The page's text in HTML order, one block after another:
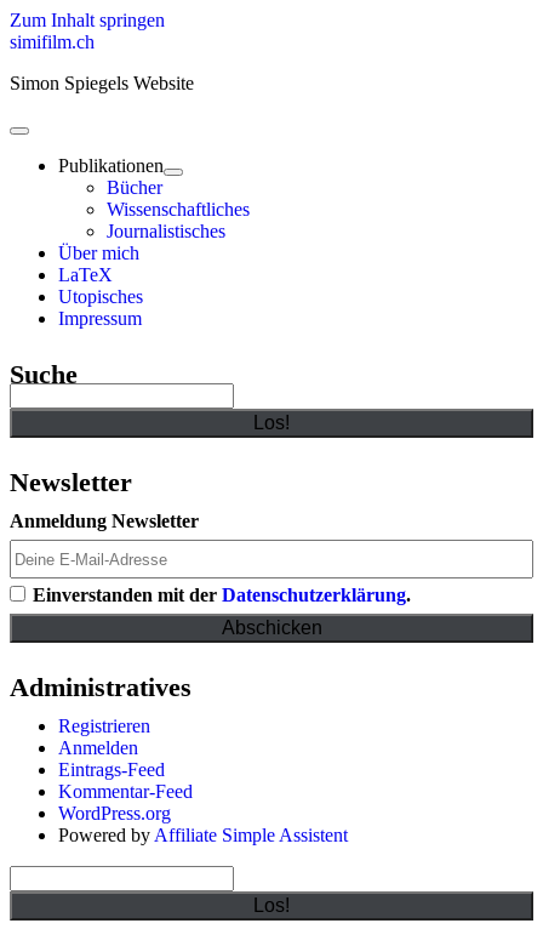
Zum Inhalt springen
simifilm.ch
Simon Spiegels Website
open
primary
menu Publikationen
open
child
menu
Bücher
Wissenschaftliches
Journalistisches
Über mich
LaTeX
Utopisches
Impressum
Sidebar
Suche
Newsletter
Anmeldung Newsletter
Einverstanden mit der Datenschutzerklärung.
Administratives
Registrieren
Anmelden
Eintrags-Feed
Kommentar-Feed
WordPress.org
Powered by Affiliate Simple Assistent